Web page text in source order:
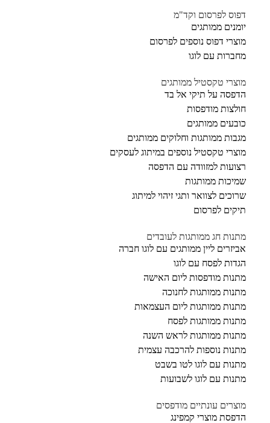
דפוס לפרסום וקד"מ
יומנים ממותגים
מוצרי דפוס נוספים לפרסום
מחברות עם לוגו
מוצרי טקסטיל ממותגים
הדפסה על תיקי אל בד
חולצות מודפסות
כובעים ממותגים
מגבות ממותגות וחלוקים ממותגים
מוצרי טקסטיל נוספים במיתוג לעסקים
רצועות למזוודה עם הדפסה
שמיכות ממותגות
שרוכים לצוואר ותגי זיהוי למיתוג
תיקים לפרסום
מתנות חג ממותגות לעובדים
אביזרים ליין ממותגים עם לוגו חברה
הגדות לפסח עם לוגו
מתנות מודפסות ליום האישה
מתנות ממותגות לחנוכה
מתנות ממותגות ליום העצמאות
מתנות ממותגות לפסח
מתנות ממותגות לראש השנה
מתנות נוספות להרכבה עצמית
מתנות עם לוגו לטו בשבט
מתנות עם לוגו לשבועות
מוצרים עונתיים מודפסים
הדפסת מוצרי קמפינג